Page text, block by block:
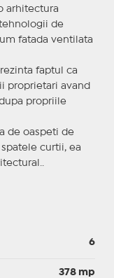
arhitectura
de
fatada ventilata
faptul ca
proprietari avand
propriile
de oaspeti de
curtii, ea
6
378 mp